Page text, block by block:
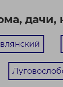
дачи,